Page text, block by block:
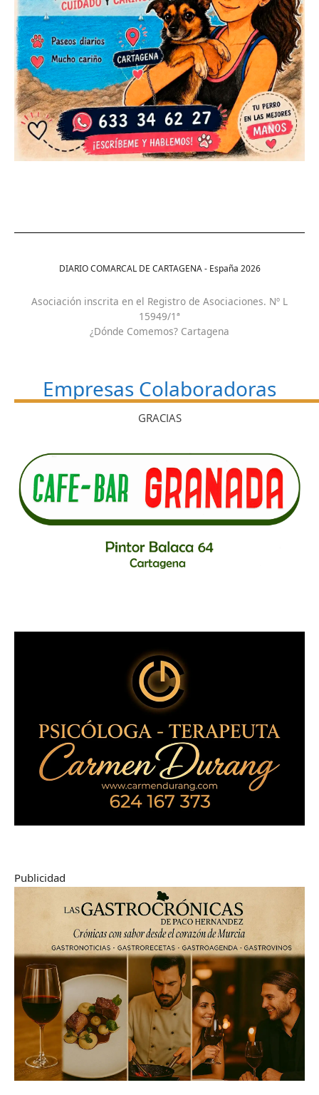
DIARIO COMARCAL DE CARTAGENA - España 2026
Asociación inscrita en el Registro de Asociaciones. Nº L
15949/1ª
¿Dónde Comemos? Cartagena
Empresas Colaboradoras
GRACIAS
Publicidad